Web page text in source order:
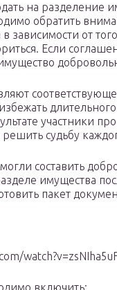
на разделение
обратить
зависимости от
Если
участники
решить судьбу
составить
имущества
пакет
включить: